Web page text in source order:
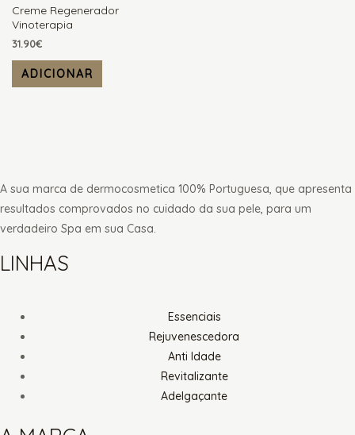
Creme Regenerador
Vinoterapia
31.90€
ADICIONAR
A sua marca de dermocosmetica 100% Portuguesa, que apresenta
resultados comprovados no cuidado da sua pele, para um
verdadeiro Spa em sua Casa.
LINHAS
Essenciais
Rejuvenescedora
Anti Idade
Revitalizante
Adelgaçante